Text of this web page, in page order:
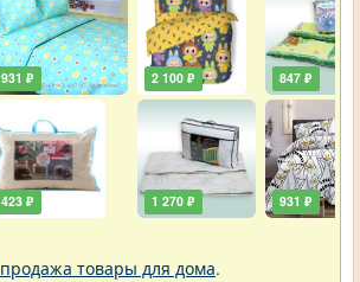
931 ₽
423 ₽
2 100 ₽
1 270 ₽
847 ₽
931 ₽
товары для дома.